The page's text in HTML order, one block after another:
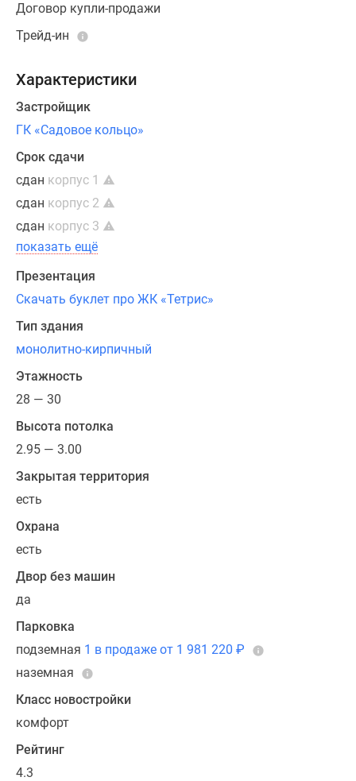
Договор купли-продажи
Трейд-ин
Характеристики
Застройщик
ГК «Садовое кольцо»
Срок сдачи
сдан корпус 1
сдан корпус 2
сдан корпус 3
показать ещё
Презентация
Скачать буклет про ЖК «Тетрис»
Тип здания
монолитно-кирпичный
Этажность
28 — 30
Высота потолка
2.95 — 3.00
Закрытая территория
есть
Охрана
есть
Двор без машин
да
Парковка
подземная 1 в продаже от 1 981 220 ₽
наземная
Класс новостройки
комфорт
Рейтинг
4.3